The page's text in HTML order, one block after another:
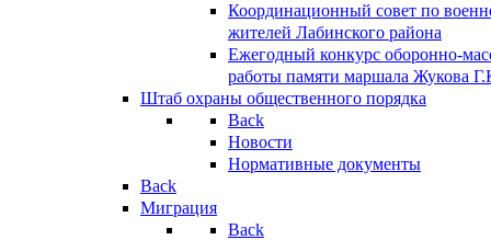
Координационный совет по
жителей Лабинского района
Ежегодный конкурс оборонно-
работы памяти маршала Жукова
Штаб охраны общественного порядка
Back
Новости
Нормативные документы
Back
Миграция
Back